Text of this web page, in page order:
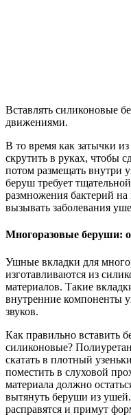
Как правильно вставить
силиконовые?
скатать в плотный
поместить в слуховой
материала должно
вытянуть беруши из
расправятся и примут
полиуретановые беруши